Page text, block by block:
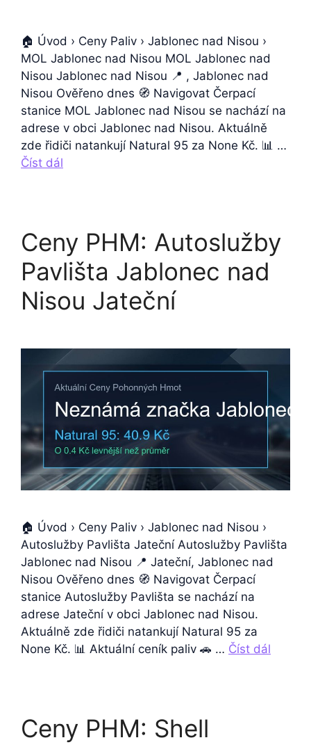
🏠 Úvod › Ceny Paliv › Jablonec nad Nisou ›
MOL Jablonec nad Nisou MOL Jablonec nad
Nisou Jablonec nad Nisou 📍 , Jablonec nad
Nisou Ověřeno dnes 🧭 Navigovat Čerpací
stanice MOL Jablonec nad Nisou se nachází na
adrese v obci Jablonec nad Nisou. Aktuálně
zde řidiči natankují Natural 95 za None Kč. 📊 …
Číst dál
Ceny PHM: Autoslužby
Pavlišta Jablonec nad
Nisou Jateční
🏠 Úvod › Ceny Paliv › Jablonec nad Nisou ›
Autoslužby Pavlišta Jateční Autoslužby Pavlišta
Jablonec nad Nisou 📍 Jateční, Jablonec nad
Nisou Ověřeno dnes 🧭 Navigovat Čerpací
stanice Autoslužby Pavlišta se nachází na
adrese Jateční v obci Jablonec nad Nisou.
Aktuálně zde řidiči natankují Natural 95 za
None Kč. 📊 Aktuální ceník paliv 🚗 … Číst dál
Ceny PHM: Shell